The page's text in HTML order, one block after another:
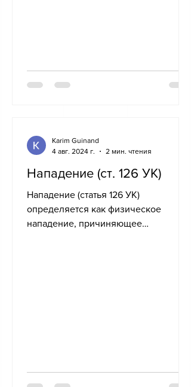
Нападение (ст. 126 УК)
Нападение (статья 126 УК)
определяется как физическое
нападение, причиняющее
Karim Guinand
4 авг. 2024 г.
2 мин. чтения